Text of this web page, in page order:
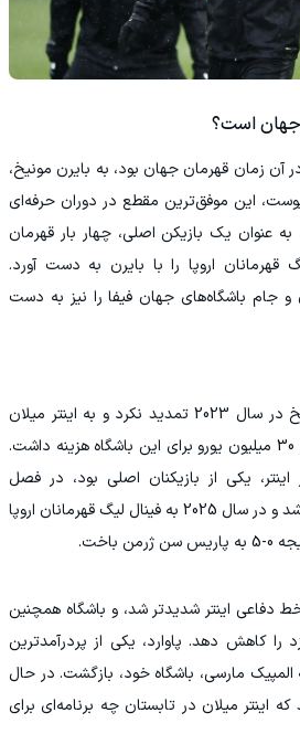
جهان است؟
که در آن زمان قهرمان جهان بود، به بایرن مونیخ،
پیوست، این موفق‌ترین مقطع در دوران حرفه‌ای
عنوان یک بازیکن اصلی، چهار بار قهرمان
اروپا را با بایرن به دست آورد.
جام باشگاه‌های جهان فیفا را نیز به دست
پاوارد قرارداد خود را در مونیخ در سال 2023 تمدید نکرد و به اینتر میلان
پیوست و مبلغی کمی بیشتر از 30 میلیون یورو برای این باشگاه هزینه داشت.
یکی از بازیکنان اصلی بود، در فصل
شد و در سال 2025 به فینال لیگ قهرمانان اروپا
رقابت در خط دفاعی اینتر شدیدتر شد، و باشگاه همچنین
کاهش دهد. پاوارد، یکی از پردرآمدترین
المپیک مارسی، باشگاه خود، بازگشت. در حال
اینتر میلان در تابستان چه برنامه‌ای برای